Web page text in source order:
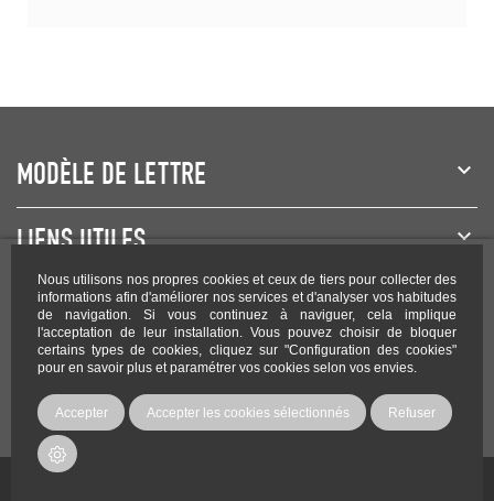
Nous utilisons nos propres cookies et ceux de tiers pour collecter des
informations afin d'améliorer nos services et d'analyser vos habitudes
de navigation. Si vous continuez à naviguer, cela implique
l'acceptation de leur installation. Vous pouvez choisir de bloquer
certains types de cookies, cliquez sur "Configuration des cookies"
pour en savoir plus et paramétrer vos cookies selon vos envies.
Accepter Accepter les cookies sélectionnés Refuser
MODÈLE DE LETTRE
LIENS UTILES
NEWSLETTER